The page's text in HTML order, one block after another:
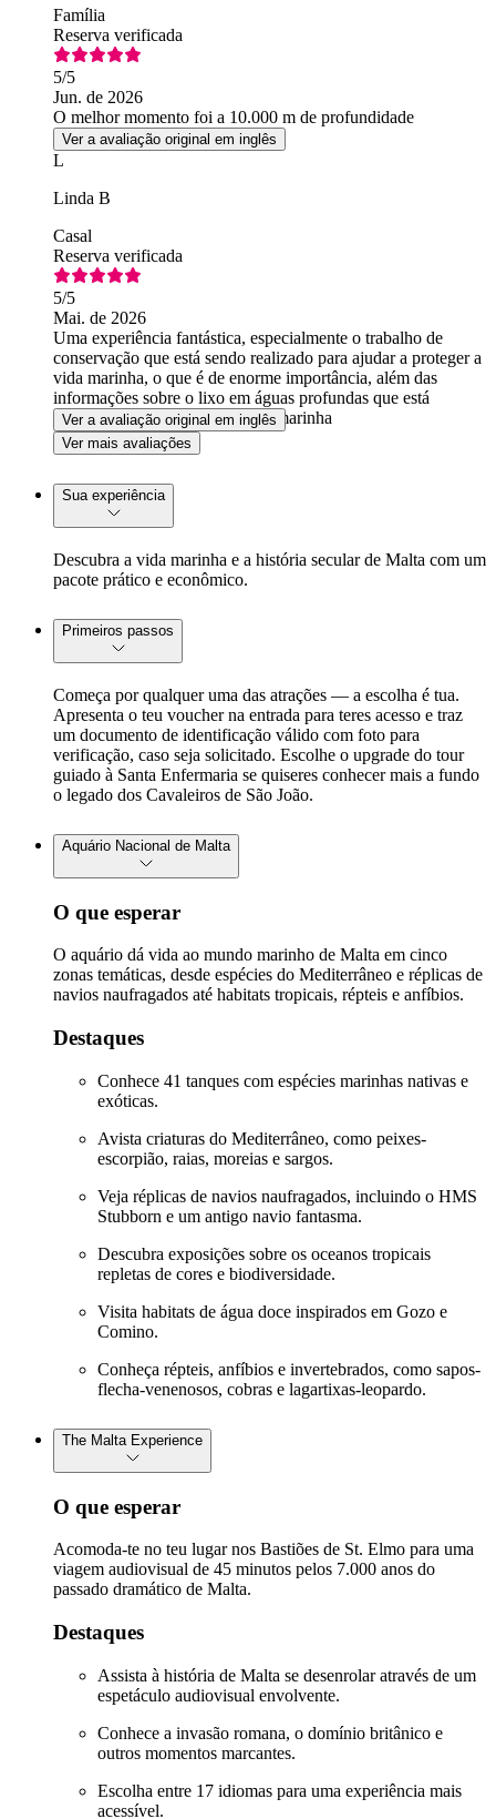
Família
Reserva verificada
5/5
Jun. de 2026
O melhor momento foi a 10.000 m de profundidade
Ver a avaliação original em inglês
L
Linda B
Casal
Reserva verificada
5/5
Mai. de 2026
Uma experiência fantástica, especialmente o trabalho de
conservação que está sendo realizado para ajudar a proteger a
vida marinha, o que é de enorme importância, além das
informações sobre o lixo em águas profundas que está
gradualmente dizimando a vida marinha
Ver a avaliação original em inglês
Ver mais avaliações
Sua experiência
Descubra a vida marinha e a história secular de Malta com um
pacote prático e econômico.
Primeiros passos
Começa por qualquer uma das atrações — a escolha é tua.
Apresenta o teu voucher na entrada para teres acesso e traz
um documento de identificação válido com foto para
verificação, caso seja solicitado. Escolhe o upgrade do tour
guiado à Santa Enfermaria se quiseres conhecer mais a fundo
o legado dos Cavaleiros de São João.
Aquário Nacional de Malta
O que esperar
O aquário dá vida ao mundo marinho de Malta em cinco
zonas temáticas, desde espécies do Mediterrâneo e réplicas de
navios naufragados até habitats tropicais, répteis e anfíbios.
Destaques
Conhece 41 tanques com espécies marinhas nativas e
exóticas.
Avista criaturas do Mediterrâneo, como peixes-
escorpião, raias, moreias e sargos.
Veja réplicas de navios naufragados, incluindo o HMS
Stubborn e um antigo navio fantasma.
Descubra exposições sobre os oceanos tropicais
repletas de cores e biodiversidade.
Visita habitats de água doce inspirados em Gozo e
Comino.
Conheça répteis, anfíbios e invertebrados, como sapos-
flecha-venenosos, cobras e lagartixas-leopardo.
The Malta Experience
O que esperar
Acomoda-te no teu lugar nos Bastiões de St. Elmo para uma
viagem audiovisual de 45 minutos pelos 7.000 anos do
passado dramático de Malta.
Destaques
Assista à história de Malta se desenrolar através de um
espetáculo audiovisual envolvente.
Conhece a invasão romana, o domínio britânico e
outros momentos marcantes.
Escolha entre 17 idiomas para uma experiência mais
acessível.